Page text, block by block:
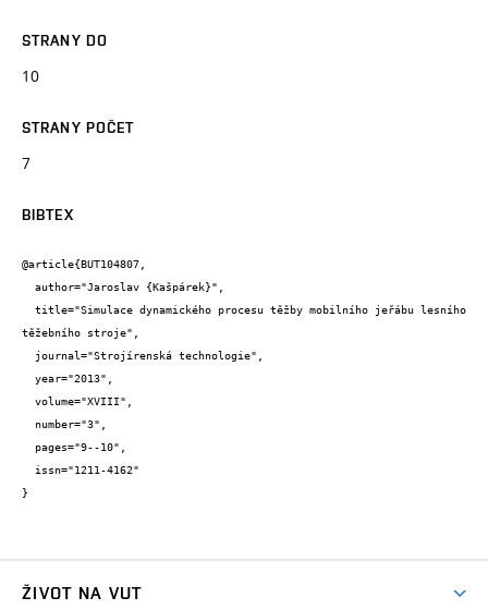
STRANY DO
10
STRANY POČET
7
BIBTEX
@article{BUT104807,
těžebního stroje",
}
ŽIVOT NA VUT